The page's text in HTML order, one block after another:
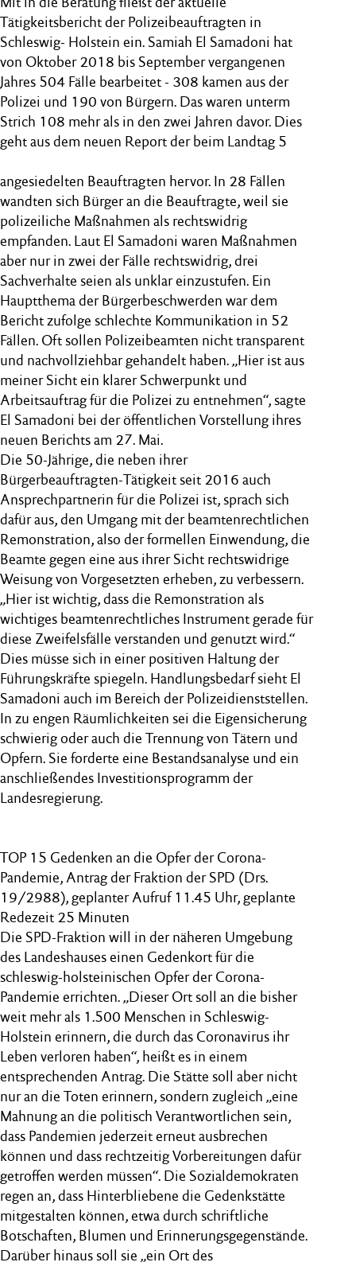
Tätigkeitsbericht der Polizeibeauftragten in
Schleswig- Holstein ein. Samiah El Samadoni hat
von Oktober 2018 bis September vergangenen
Jahres 504 Fälle bearbeitet ‒ 308 kamen aus der
Polizei und 190 von Bürgern. Das waren unterm
Strich 108 mehr als in den zwei Jahren davor. Dies
geht aus dem neuen Report der beim Landtag 5
angesiedelten Beauftragten hervor. In 28 Fällen
wandten sich Bürger an die Beauftragte, weil sie
polizeiliche Maßnahmen als rechtswidrig
empfanden. Laut El Samadoni waren Maßnahmen
aber nur in zwei der Fälle rechtswidrig, drei
Sachverhalte seien als unklar einzustufen. Ein
Hauptthema der Bürgerbeschwerden war dem
Bericht zufolge schlechte Kommunikation in 52
Fällen. Oft sollen Polizeibeamten nicht transparent
und nachvollziehbar gehandelt haben. „Hier ist aus
meiner Sicht ein klarer Schwerpunkt und
Arbeitsauftrag für die Polizei zu entnehmen“, sagte
El Samadoni bei der öffentlichen Vorstellung ihres
neuen Berichts am 27. Mai.
Die 50-Jährige, die neben ihrer
Bürgerbeauftragten-Tätigkeit seit 2016 auch
Ansprechpartnerin für die Polizei ist, sprach sich
dafür aus, den Umgang mit der beamtenrechtlichen
Remonstration, also der formellen Einwendung, die
Beamte gegen eine aus ihrer Sicht rechtswidrige
Weisung von Vorgesetzten erheben, zu verbessern.
„Hier ist wichtig, dass die Remonstration als
wichtiges beamtenrechtliches Instrument gerade für
diese Zweifelsfälle verstanden und genutzt wird.“
Dies müsse sich in einer positiven Haltung der
Führungskräfte spiegeln. Handlungsbedarf sieht El
Samadoni auch im Bereich der Polizeidienststellen.
In zu engen Räumlichkeiten sei die Eigensicherung
schwierig oder auch die Trennung von Tätern und
Opfern. Sie forderte eine Bestandsanalyse und ein
anschließendes Investitionsprogramm der
Landesregierung.
TOP 15 Gedenken an die Opfer der Corona-
Pandemie, Antrag der Fraktion der SPD (Drs.
19/2988), geplanter Aufruf 11.45 Uhr, geplante
Redezeit 25 Minuten
Die SPD-Fraktion will in der näheren Umgebung
des Landeshauses einen Gedenkort für die
schleswig-holsteinischen Opfer der Corona-
Pandemie errichten. „Dieser Ort soll an die bisher
weit mehr als 1.500 Menschen in Schleswig-
Holstein erinnern, die durch das Coronavirus ihr
Leben verloren haben“, heißt es in einem
entsprechenden Antrag. Die Stätte soll aber nicht
nur an die Toten erinnern, sondern zugleich „eine
Mahnung an die politisch Verantwortlichen sein,
dass Pandemien jederzeit erneut ausbrechen
können und dass rechtzeitig Vorbereitungen dafür
getroffen werden müssen“. Die Sozialdemokraten
regen an, dass Hinterbliebene die Gedenkstätte
mitgestalten können, etwa durch schriftliche
Botschaften, Blumen und Erinnerungsgegenstände.
Darüber hinaus soll sie „ein Ort des